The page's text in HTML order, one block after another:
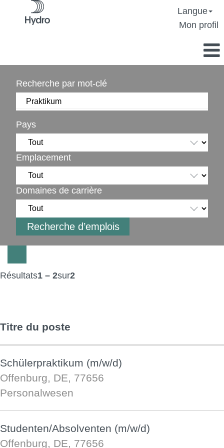
Langue
Mon profil
Recherche par mot-clé
Pays
Emplacement
Domaines de carrière
Résultats1 – 2sur2
Titre du poste
Schülerpraktikum (m/w/d)
Offenburg, DE, 77656
Personalwesen
Studenten/Absolventen (m/w/d)
Offenburg, DE, 77656